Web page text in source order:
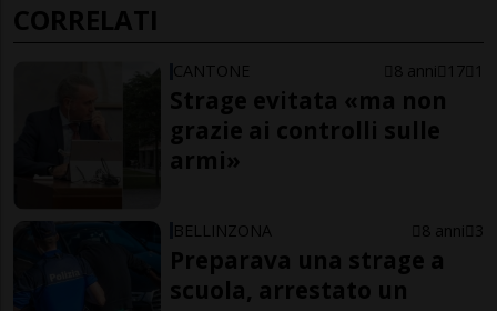
CORRELATI
CANTONE 8 anni 17 1
Strage evitata «ma non
grazie ai controlli sulle
armi»
BELLINZONA 8 anni 3
Preparava una strage a
scuola, arrestato un